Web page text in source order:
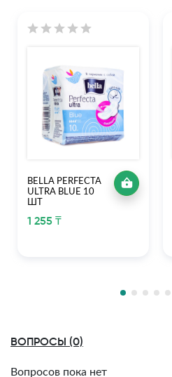
BELLA PERFECTA
ULTRA BLUE 10
ШТ
1 255 ₸
ВОПРОСЫ (0)
Вопросов пока нет